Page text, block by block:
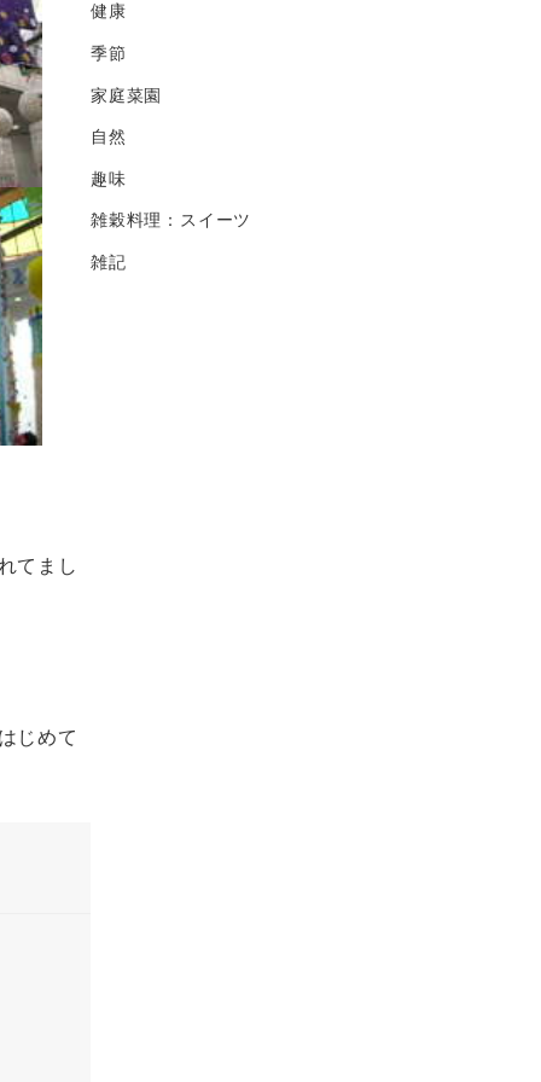
てまし
じめて
健康
季節
家庭菜園
自然
趣味
雑穀料理：スイーツ
雑記